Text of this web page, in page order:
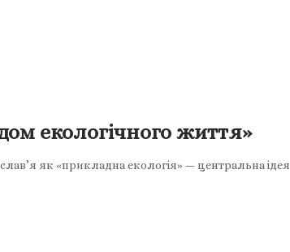
екологічного життя»
як «прикладна екологія» — центральна ідея